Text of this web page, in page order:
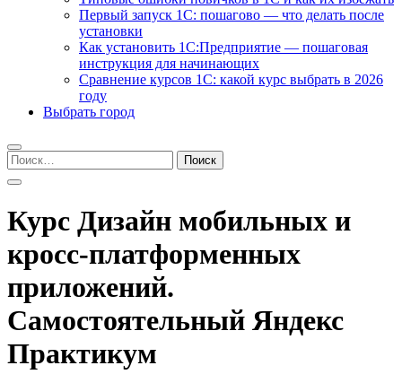
Первый запуск 1С: пошагово — что делать после
установки
Как установить 1С:Предприятие — пошаговая
инструкция для начинающих
Сравнение курсов 1С: какой курс выбрать в 2026
году
Выбрать город
Найти:
Курс Дизайн мобильных и
кросс-платформенных
приложений.
Самостоятельный Яндекс
Практикум